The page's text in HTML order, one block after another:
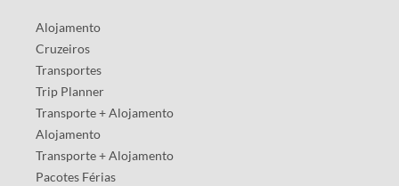
Alojamento
Cruzeiros
Transportes
Trip Planner
Transporte + Alojamento
Alojamento
Transporte + Alojamento
Pacotes Férias